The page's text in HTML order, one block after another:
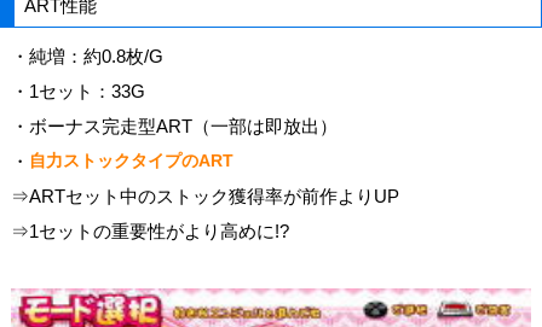
ART性能
・純増：約0.8枚/G
・1セット：33G
・ボーナス完走型ART（一部は即放出）
・ 自力ストックタイプのART
⇒ARTセット中のストック獲得率が前作よりUP
⇒1セットの重要性がより高めに!?